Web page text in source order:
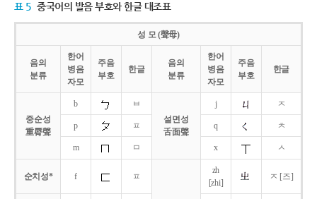
표 5 중국어의 발음 부호와 한글 대조표
성 모 (聲母)
음의
분류
한어
병음
자모
주음
부호
한글
음의
분류
한어
병음
자모
주음
부호
한글
중순성
重脣聲
b
ㅂ
설면성
舌面聲
j ㅈ
p ㅍ q ㅊ
m ㅁ x ㅅ
순치성* f ㅍ
zh
[zhi]
ㅈ [즈]